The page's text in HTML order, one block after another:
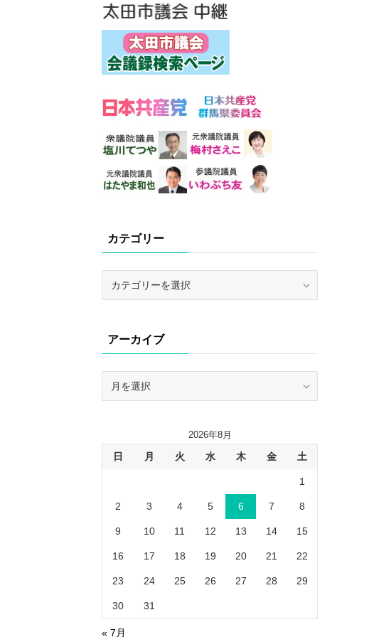
カテゴリー
ーアーカイブ
2026年8月
日 月 火 水 木 金 土
1
2 3 4 5 6 7 8
9 10 11 12 13 14 15
16 17 18 19 20 21 22
23 24 25 26 27 28 29
30 31
« 7月